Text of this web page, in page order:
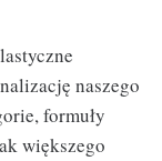
naszego
formuły
większego